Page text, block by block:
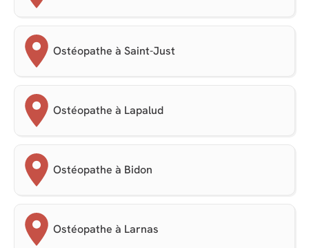
Ostéopathe à Saint-Just
Ostéopathe à Lapalud
Ostéopathe à Bidon
Ostéopathe à Larnas